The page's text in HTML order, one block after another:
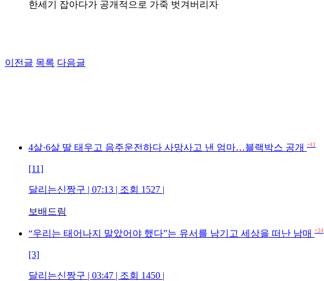
한세기 잡아다가 공개적으로 가죽 벗겨버리자
이전글 목록 다음글
4살·6살 딸 태우고 음주운전하다 사망사고 낸 엄마…블랙박스 공개 +41
[11]
달리는신짱구 | 07:13 | 조회 1527 |
보배드림
“우리는 태어나지 말았어야 했다”는 유서를 남기고 세상을 떠난 남매 +34
[3]
달리는신짱구 | 03:47 | 조회 1450 |